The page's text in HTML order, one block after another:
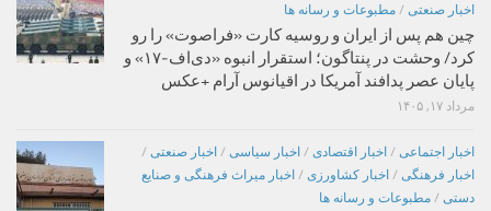
اخبار صنعتی / مطبوعات و رسانه ها
چین هم پس از ایران و روسیه کارت «فراصوت» را رو
کرد/ وحشت در پنتاگون؛ استقرار انبوه «دی‌اف‑۱۷» و
پایان عصر پدافند آمریکا در اقیانوس آرام +عکس
مرداد ۱۷, ۱۴۰۵
اخبار اجتماعی / اخبار اقتصادی / اخبار سیاسی / اخبار صنعتی /
اخبار فرهنگی / اخبار کشاورزی / اخبار میراث فرهنگی و صنایع
دستی / مطبوعات و رسانه ها